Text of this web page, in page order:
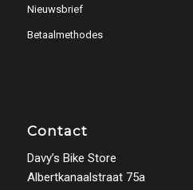
Nieuwsbrief
Betaalmethodes
Contact
Davy’s Bike Store
Albertkanaalstraat 75a